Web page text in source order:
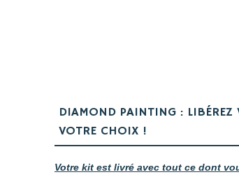
DIAMOND PAINTING : LIBÉREZ
VOTRE CHOIX !
Votre kit est livré avec tout ce dont